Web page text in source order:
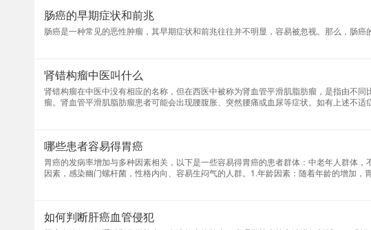
肠癌的早期症状和前兆
肠癌是一种常见的恶性肿瘤，其早期症状和前兆往往并不明显，容易被忽视。那么，肠癌
肾错构瘤中医叫什么
肾错构瘤在中医中没有相应的名称，但在西医中被称为肾血管平滑肌脂肪瘤，是指由不
瘤。肾血管平滑肌脂肪瘤患者可能会出现腰腹胀、突然腰痛或血尿等症状。如有上述不适
等检查明确了病因。如果检查结果显示肿瘤直径＜4cm且无临床症状的，可定期随访、
哪些患者容易得胃癌
胃癌的发病率增加与多种因素相关，以下是一些容易得胃癌的患者群体：中老年人群体
因素，感染幽门螺杆菌，性格内向、容易生闷气的人群。1.年龄因素：随着年龄的增加，
体，胃癌的风险相对较高。2.不良饮食习惯：高盐、高脂、高蛋白质、低纤维的饮食习
如何判断肝癌血管侵犯